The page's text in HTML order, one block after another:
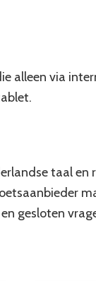
alleen via
taal en
gesloten